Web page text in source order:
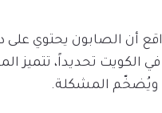
أن الصابون يحتوي
الكويت تحديداً، تتميز
ويُضخّم المشكلة.